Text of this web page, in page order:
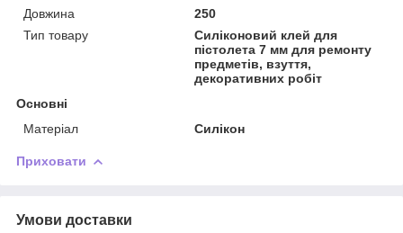
Довжина
250
Тип товару
Силіконовий клей для
пістолета 7 мм для ремонту
предметів, взуття,
декоративних робіт
Основні
Матеріал
Силікон
Приховати
Умови доставки